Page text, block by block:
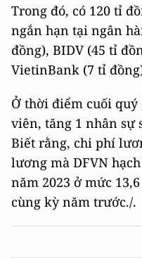
Trong đó, có 120 tỉ
ngắn hạn tại ngân
đồng), BIDV (45 tỉ
VietinBank (7 tỉ
Ở thời điểm cuối quý
viên, tăng 1 nhân sự
Biết rằng, chi phí
lương mà DFVN
năm 2023 ở mức
cùng kỳ năm trước./.